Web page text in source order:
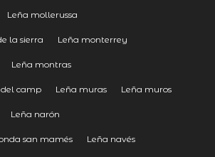
Leña mollerussa
la sierra Leña monterrey
Leña montras
camp Leña muras Leña muros
Leña narón
san mamés Leña navés